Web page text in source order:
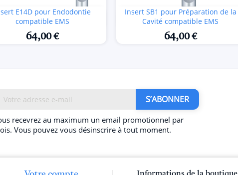
E14D pour Endodontie
compatible EMS
64,00 €
 Aperçu rapide
Insert SB1 pour Préparation de la
Cavité compatible EMS
64,00 €
 Aperçu rapide
recevrez au maximum un email promotionnel par
Vous pouvez vous désinscrire à tout moment.